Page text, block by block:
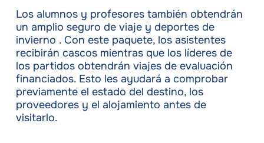
Los alumnos y profesores también obtendrán
un amplio seguro de viaje y deportes de
invierno . Con este paquete, los asistentes
recibirán cascos mientras que los líderes de
los partidos obtendrán viajes de evaluación
financiados. Esto les ayudará a comprobar
previamente el estado del destino, los
proveedores y el alojamiento antes de
visitarlo.